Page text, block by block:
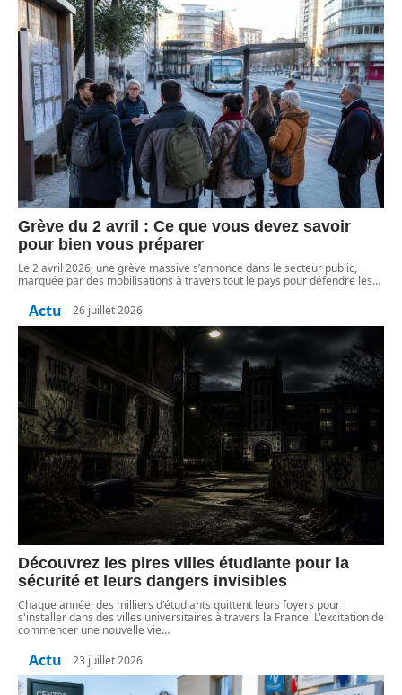
Grève du 2 avril : Ce que vous devez savoir
pour bien vous préparer
Le 2 avril 2026, une grève massive s’annonce dans le secteur public,
marquée par des mobilisations à travers tout le pays pour défendre les…
Actu 26 juillet 2026
Découvrez les pires villes étudiante pour la
sécurité et leurs dangers invisibles
Chaque année, des milliers d'étudiants quittent leurs foyers pour
s'installer dans des villes universitaires à travers la France. L'excitation de
commencer une nouvelle vie…
Actu 23 juillet 2026